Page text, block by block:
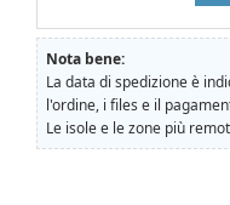
Nota bene:
La data di spedizione è
l'ordine, i files e il
Le isole e le zone più